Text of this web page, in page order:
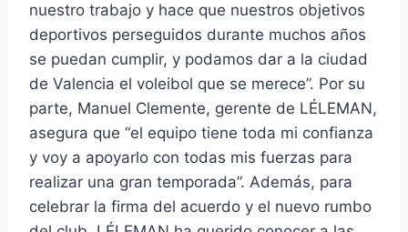
nuestro trabajo y hace que nuestros objetivos
deportivos perseguidos durante muchos años
se puedan cumplir, y podamos dar a la ciudad
de Valencia el voleibol que se merece”. Por su
parte, Manuel Clemente, gerente de LÉLEMAN,
asegura que “el equipo tiene toda mi confianza
y voy a apoyarlo con todas mis fuerzas para
realizar una gran temporada”. Además, para
celebrar la firma del acuerdo y el nuevo rumbo